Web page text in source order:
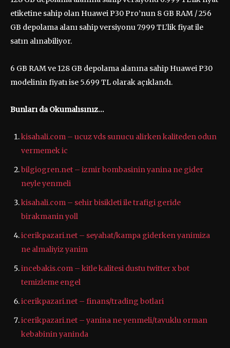
etiketine sahip olan Huawei P30 Pro’nun 8 GB RAM / 256
GB depolama alanı sahip versiyonu 7.999 TL’lik fiyat ile
satın alınabiliyor.
6 GB RAM ve 128 GB depolama alanına sahip Huawei P30
modelinin fiyatı ise 5.699 TL olarak açıklandı.
Bunları da Okumalısınız…
kisahali.com – ucuz vds sunucu alirken kaliteden odun
vermemek ic
bilgiogren.net – izmir bombasinin yanina ne gider
neyle yenmeli
kisahali.com – sehir bisikleti ile trafigi geride
birakmanin yoll
icerikpazari.net – seyahat/kampa giderken yanimiza
ne almaliyiz yanim
incebakis.com – kitle kalitesi dustu twitter x bot
temizleme engel
icerikpazari.net – finans/trading botlari
icerikpazari.net – yanina ne yenmeli/tavuklu orman
kebabinin yaninda